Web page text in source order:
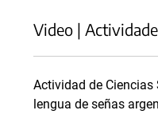
Video |
Actividad de Ciencias
lengua de señas